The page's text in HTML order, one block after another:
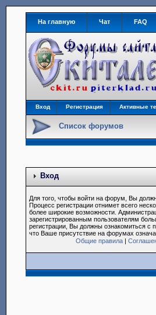
На главную Чат FAQ
Вход Регистрация Активные
Список форумов
Вход
Для того, чтобы войти на форум, Вы
Процесс регистрации отнимет всего
более широкие возможности.
зарегистрированным пользователям
регистрации, Вы должны ознакомиться
что Ваше присутствие на форумах
Общие правила |